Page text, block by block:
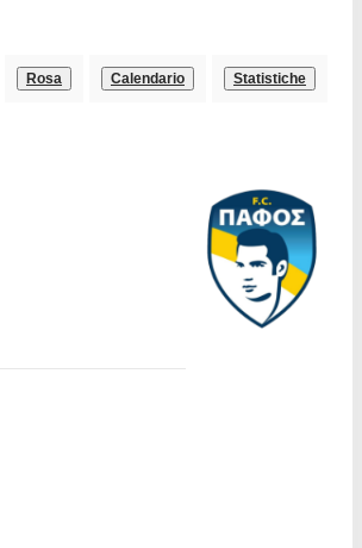
Rosa Calendario Statistiche